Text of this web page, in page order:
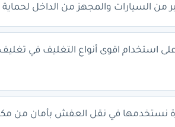
من السيارات والمجهز من الداخل لحماية
على استخدام اقوى أنواع التغليف في
نستخدمها في نقل العفش بأمان من